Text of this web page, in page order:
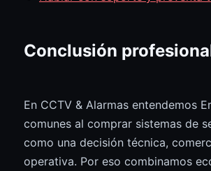
Conclusión
En CCTV & Alarmas entendemos
comunes al comprar sistemas de
como una decisión técnica,
operativa. Por eso combinamos